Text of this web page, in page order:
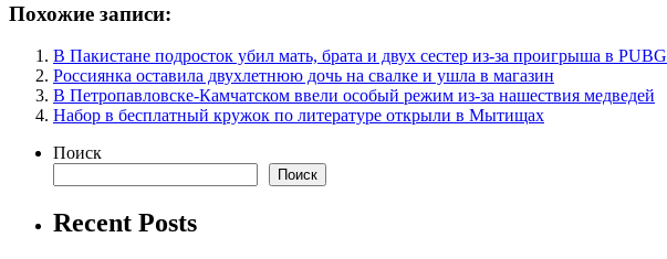
Похожие записи:
В Пакистане подросток убил мать, брата и двух сестер из-за проигрыша в PUBG
Россиянка оставила двухлетнюю дочь на свалке и ушла в магазин
В Петропавловске-Камчатском ввели особый режим из-за нашествия медведей
Набор в бесплатный кружок по литературе открыли в Мытищах
Поиск
Поиск
Recent Posts